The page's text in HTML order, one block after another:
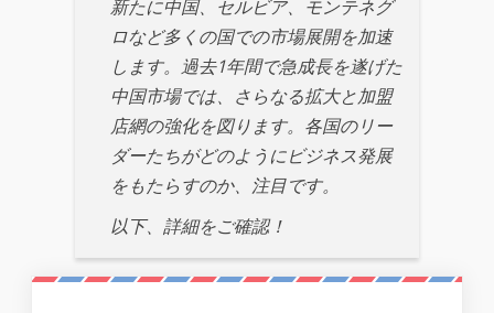
新たに中国、セルビア、モンテネグ
ロなど多くの国での市場展開を加速
します。過去1年間で急成長を遂げた
中国市場では、さらなる拡大と加盟
店網の強化を図ります。各国のリー
ダーたちがどのようにビジネス発展
をもたらすのか、注目です。
以下、詳細をご確認！